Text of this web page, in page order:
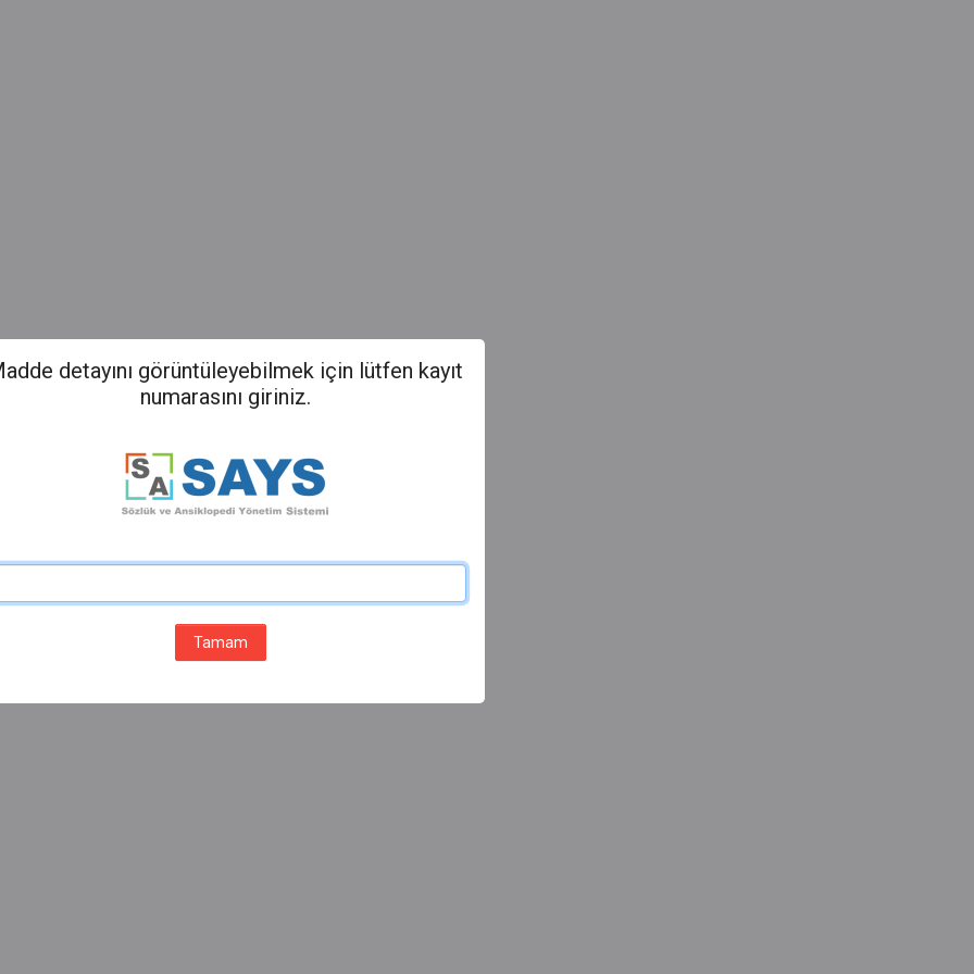
detayını görüntüleyebilmek için lütfen kayıt
numarasını giriniz.
Tamam